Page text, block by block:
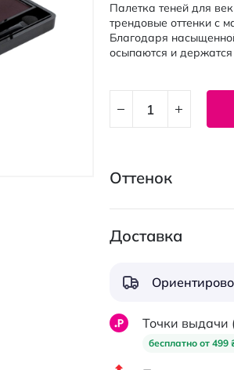
Палетка теней для
трендовые оттенки с
Благодаря
осыпаются и держатся
Оттенок
Доставка
Точки выдачи
бесплатно от 499